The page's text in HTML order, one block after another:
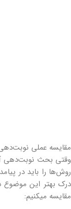
مقایسه عملی
وقتی بحث نوبت‌دهی
روش‌ها را باید در
مقایسه می‎کنیم: